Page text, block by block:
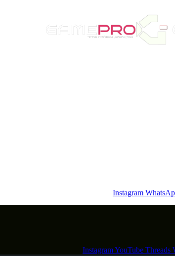
Instagram
InstagramYouTube Threads